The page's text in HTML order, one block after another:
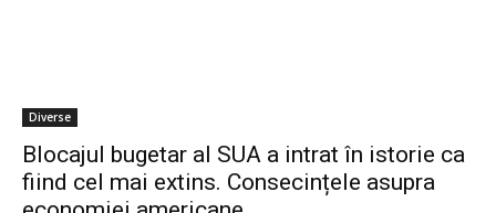
Diverse
Blocajul bugetar al SUA a intrat în istorie ca
fiind cel mai extins. Consecințele asupra